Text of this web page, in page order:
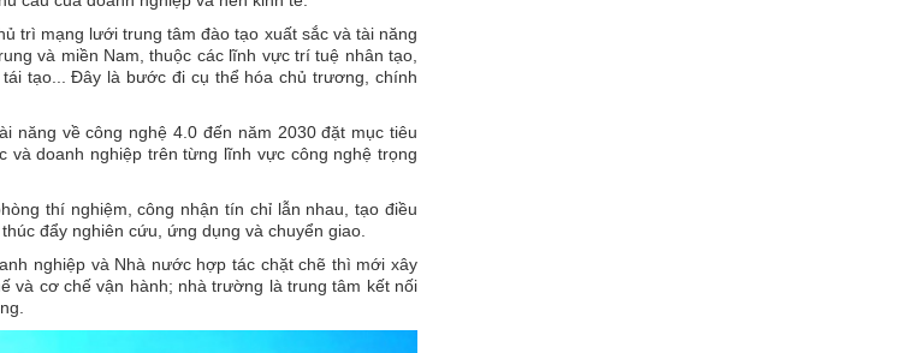
trì mạng lưới trung tâm đào tạo xuất sắc và tài năng
và miền Nam, thuộc các lĩnh vực trí tuệ nhân tạo,
tạo... Đây là bước đi cụ thể hóa chủ trương, chính
năng về công nghệ 4.0 đến năm 2030 đặt mục tiêu
và doanh nghiệp trên từng lĩnh vực công nghệ trọng
thí nghiệm, công nhận tín chỉ lẫn nhau, tạo điều
đẩy nghiên cứu, ứng dụng và chuyển giao.
nghiệp và Nhà nước hợp tác chặt chẽ thì mới xây
và cơ chế vận hành; nhà trường là trung tâm kết nối